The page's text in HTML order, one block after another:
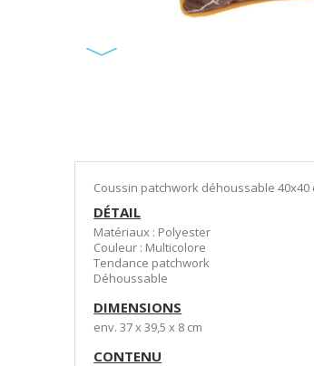
Coussin patchwork déhoussable
DÉTAIL
Matériaux : Polyester
Couleur : Multicolore
Tendance patchwork
Déhoussable
DIMENSIONS
env. 37 x 39,5 x 8 cm
CONTENU